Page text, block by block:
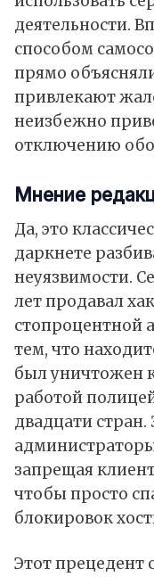
деятельности.
способом
прямо
привлекают
неизбежно
отключению
Мнение
Да, это
даркнете
неуязвимости.
лет продавал
стопроцентной
тем, что
был уничтожен
работой
двадцати стран.
запрещая
чтобы просто
блокировок
Этот прецедент